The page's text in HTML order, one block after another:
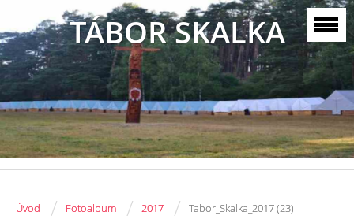
TÁBOR SKALKA
Úvod / Fotoalbum / 2017 / Tabor_Skalka_2017 (23)